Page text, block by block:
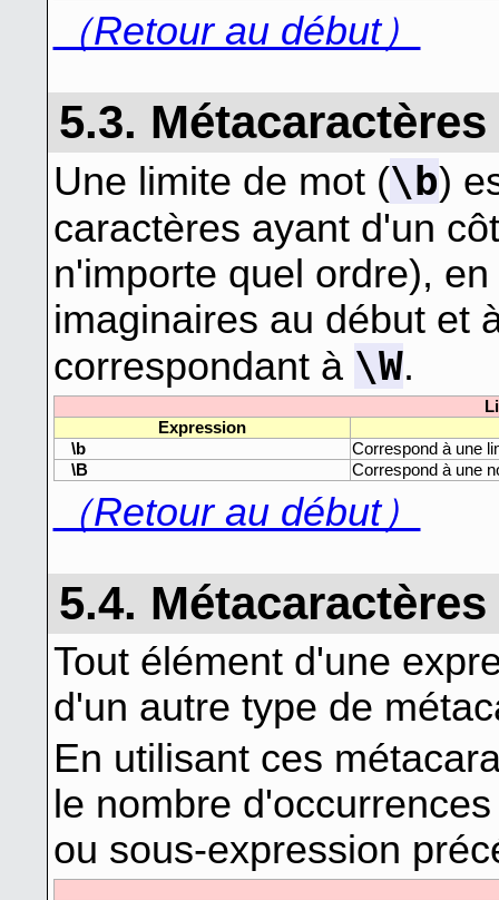
（Retour au début）
5.3.
Une limite de mot (\b)
caractères ayant d'un
n'importe quel ordre),
imaginaires au début et
correspondant à \W.
Expression
\b
Correspond à une
\B
Correspond à une
（Retour au début）
5.4.
Tout élément d'une
d'un autre type de
En utilisant ces
le nombre
ou sous-expression